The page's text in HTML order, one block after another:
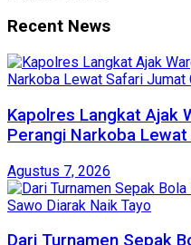
Recent News
Kapolres Langkat Ajak
Perangi Narkoba
Agustus 7, 2026
Dari Turnamen Sepak